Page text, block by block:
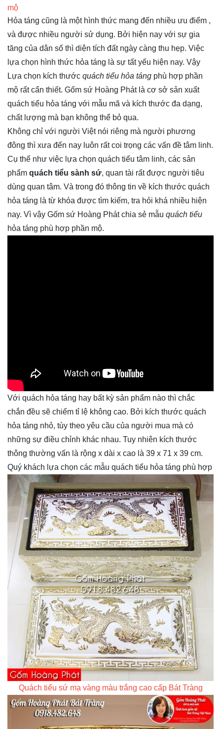
mộ
Hỏa táng cũng là một hình thức mang đến nhiều ưu điểm ,
và được nhiều người sử dụng. Bởi hiện nay với sự gia
tăng của dân số thì diện tích đất ngày càng thu hẹp. Việc
lựa chọn hình thức hỏa táng là sự tất yếu hiện nay. Vậy
Lựa chọn kích thước quách tiểu hỏa táng phù hợp phần
mộ rất cẩn thiết. Gốm sứ Hoàng Phát là cơ sở sản xuất
quách tiểu hỏa táng với mẫu mã và kích thước đa dạng,
chất lượng mà bạn không thể bỏ qua.
Không chỉ với người Việt nói riêng mà người phương
đông thì xưa đến nay luôn rất coi trọng các vấn đề tâm linh.
Cụ thể như việc lựa chọn quách tiểu tâm linh, các sản
phẩm quách tiểu sành sứ, quan tài rất được người tiêu
dùng quan tâm. Và trong đó thông tin về kích thước quách
hỏa táng là từ khóa được tìm kiếm, tra hỏi khá nhiều hiện
nay. Vì vậy Gốm sứ Hoàng Phát chia sẻ mẫu quách tiểu
hỏa táng phù hợp phần mộ.
Với quách hỏa táng hay bất kỳ sản phẩm nào thì chắc
chắn đều sẽ chiếm tỉ lệ không cao. Bởi kích thước quách
hỏa táng nhỏ, tùy theo yêu cầu của người mua mà có
những sự điều chỉnh khác nhau. Tuy nhiên kích thước
thông thường vấn là rộng x dài x cao là 39 x 71 x 39 cm.
Quý khách lựa chọn các mẫu quách tiểu hỏa táng phù hợp
Quách tiểu sứ mạ vàng màu trắng cao cấp Bát Tràng